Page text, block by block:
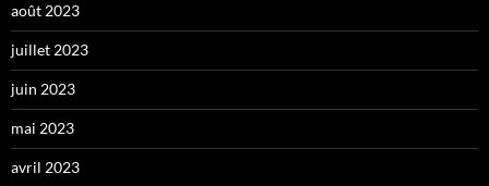
août 2023
juillet 2023
juin 2023
mai 2023
avril 2023